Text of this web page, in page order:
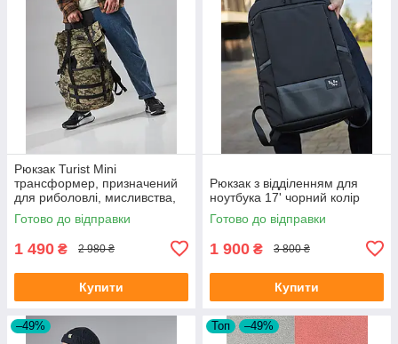
Рюкзак Turist Mini
трансформер, призначений
для риболовлі, мисливства,
туризму, на 30-50л, колір
піксель
Готово до відправки
1 490 ₴ 2 980 ₴
Купити
Рюкзак з відділенням для
ноутбука 17' чорний колір
Готово до відправки
1 900 ₴ 3 800 ₴
Купити
–49% Топ –49%